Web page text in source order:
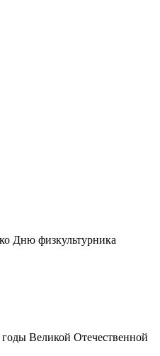
Дню физкультурника
Великой Отечественной